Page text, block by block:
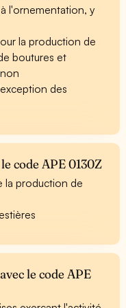
l'ornementation, y
la production de
boutures et
des
code APE 0130Z
la production de
le code APE